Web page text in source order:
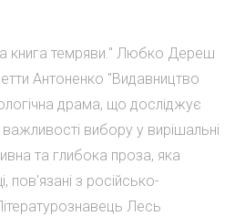
книга темряви." Любко Дереш
Антоненко "Видавництво
драма, що досліджує
вибору у вирішальні
та глибока проза, яка
пов'язані з російсько-
Лесь